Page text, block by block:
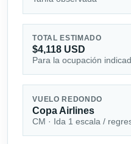
TOTAL ESTIMADO
$4,118 USD
Para la ocupación
VUELO REDONDO
Copa Airlines
CM · Ida 1 escala /